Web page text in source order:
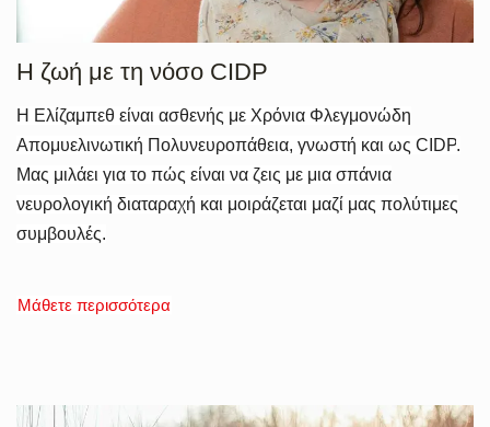
Η ζωή με τη νόσο CIDP
H Ελίζαμπεθ είναι ασθενής με Χρόνια Φλεγμονώδη
Απομυελινωτική Πολυνευροπάθεια, γνωστή και ως CIDP.
Μας μιλάει για το πώς είναι να ζεις με μια σπάνια
νευρολογική διαταραχή και μοιράζεται μαζί μας πολύτιμες
συμβουλές.
Μάθετε περισσότερα